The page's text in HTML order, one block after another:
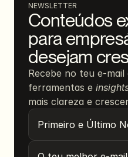
NEWSLETTER
Conteúdos
para
desejam
Recebe no teu e-mail
ferramentas e
mais clareza e